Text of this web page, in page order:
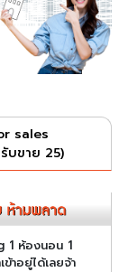
sales
บขาย 25)
1 ห้องนอน 1
าอยู่ได้เลยจ้า